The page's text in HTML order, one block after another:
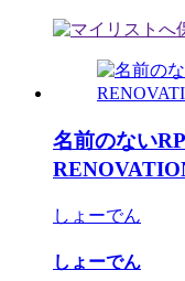
名前のない
しょーでん
しょーでん